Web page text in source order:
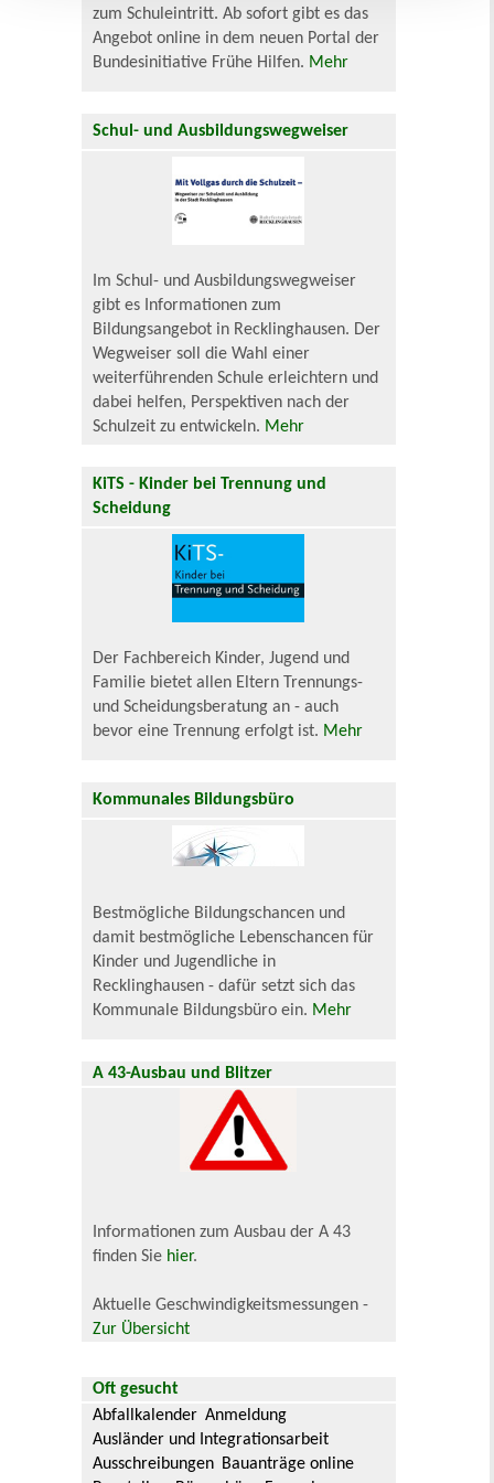
zum Schuleintritt. Ab sofort gibt es das
Angebot online in dem neuen Portal der
Bundesinitiative Frühe Hilfen. Mehr
Schul- und Ausbildungswegweiser
Im Schul- und Ausbildungswegweiser
gibt es Informationen zum
Bildungsangebot in Recklinghausen. Der
Wegweiser soll die Wahl einer
weiterführenden Schule erleichtern und
dabei helfen, Perspektiven nach der
Schulzeit zu entwickeln. Mehr
KiTS - Kinder bei Trennung und
Scheidung
Der Fachbereich Kinder, Jugend und
Familie bietet allen Eltern Trennungs-
und Scheidungsberatung an - auch
bevor eine Trennung erfolgt ist. Mehr
Kommunales Bildungsbüro
Bestmögliche Bildungschancen und
damit bestmögliche Lebenschancen für
Kinder und Jugendliche in
Recklinghausen - dafür setzt sich das
Kommunale Bildungsbüro ein. Mehr
A 43-Ausbau und Blitzer
Informationen zum Ausbau der A 43
finden Sie hier.
Aktuelle Geschwindigkeitsmessungen -
Zur Übersicht
Oft gesucht
Abfallkalender Anmeldung
Ausländer und Integrationsarbeit
Ausschreibungen Bauanträge online